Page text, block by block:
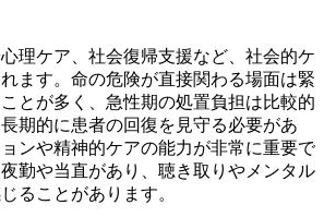
理ケア、社会復帰支援など、社会的ケ
ます。命の危険が直接関わる場面は緊
とが多く、急性期の処置負担は比較的
期的に患者の回復を見守る必要があ
ンや精神的ケアの能力が非常に重要で
勤や当直があり、聴き取りやメンタル
ることがあります。